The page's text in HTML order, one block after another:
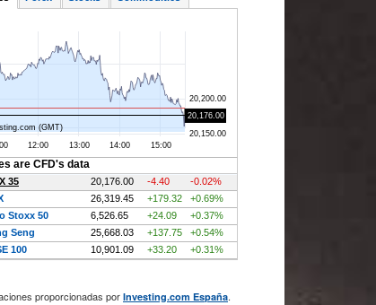
proporcionadas porInvesting.com España.